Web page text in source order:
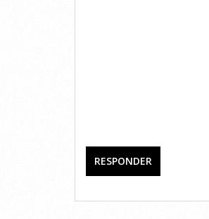
RESPONDER